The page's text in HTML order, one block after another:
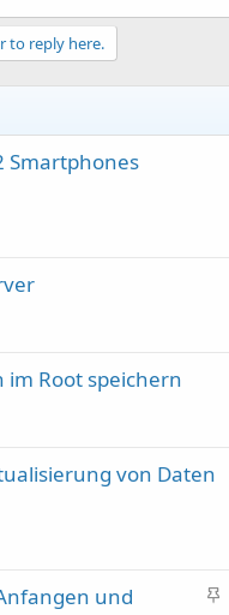
to reply here.
Smartphones
im Root speichern
von Daten
S
und